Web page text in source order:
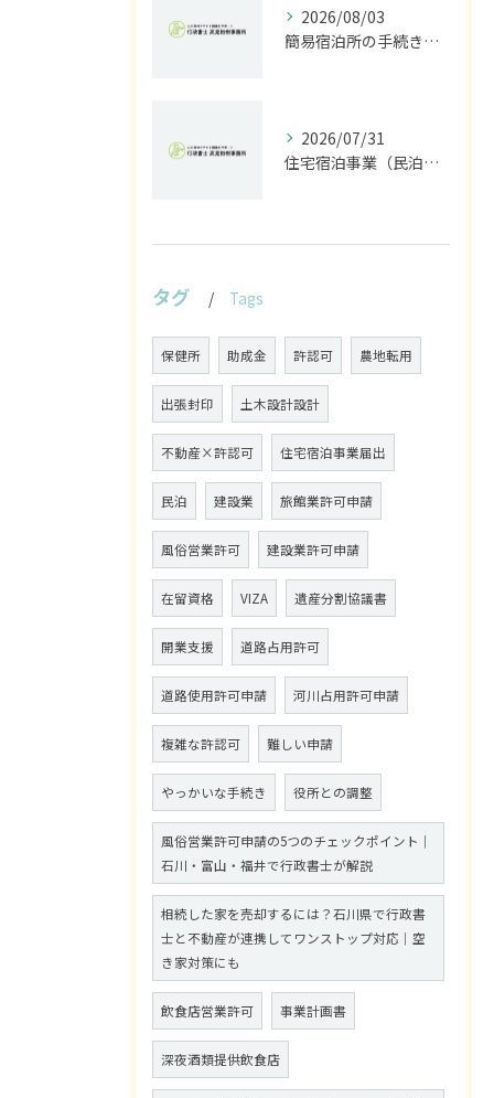
2026/08/03
簡易宿泊所の手続きと石川県金沢市で民泊を始めるための旅館業許可申請ガイド
2026/07/31
住宅宿泊事業（民泊）届出を石川県・富山県・福井県で進めるための正しい窓口と必要書類ガイド
タグ Tags
保健所 助成金 許認可 農地転用
出張封印 土木設計設計
不動産×許認可 住宅宿泊事業届出
民泊 建設業 旅館業許可申請
風俗営業許可 建設業許可申請
在留資格 VIZA 遺産分割協議書
開業支援 道路占用許可
道路使用許可申請 河川占用許可申請
複雑な許認可 難しい申請
やっかいな手続き 役所との調整
風俗営業許可申請の5つのチェックポイント｜
石川・富山・福井で行政書士が解説
相続した家を売却するには？石川県で行政書
士と不動産が連携してワンストップ対応｜空
き家対策にも
飲食店営業許可 事業計画書
深夜酒類提供飲食店